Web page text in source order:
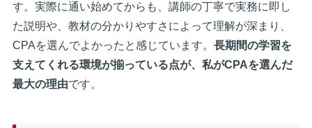
す。実際に通い始めてからも、講師の丁寧で実務に即し
た説明や、教材の分かりやすさによって理解が深まり、
CPAを選んでよかったと感じています。 長期間の学習を
支えてくれる環境が揃っている点が、私がCPAを選んだ
最大の理由です。